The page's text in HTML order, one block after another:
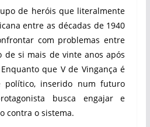
de heróis que literalmente
entre as décadas de 1940
com problemas entre
de si mais de vinte anos após
que V de Vingança é
político, inserido num futuro
busca engajar e
contra o sistema.